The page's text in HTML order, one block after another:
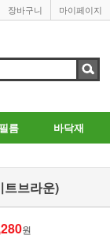
마이페이지
장바구니
름 바닥재
트브라운)
원